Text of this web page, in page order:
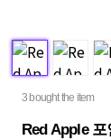
3 bought the item
Red Apple